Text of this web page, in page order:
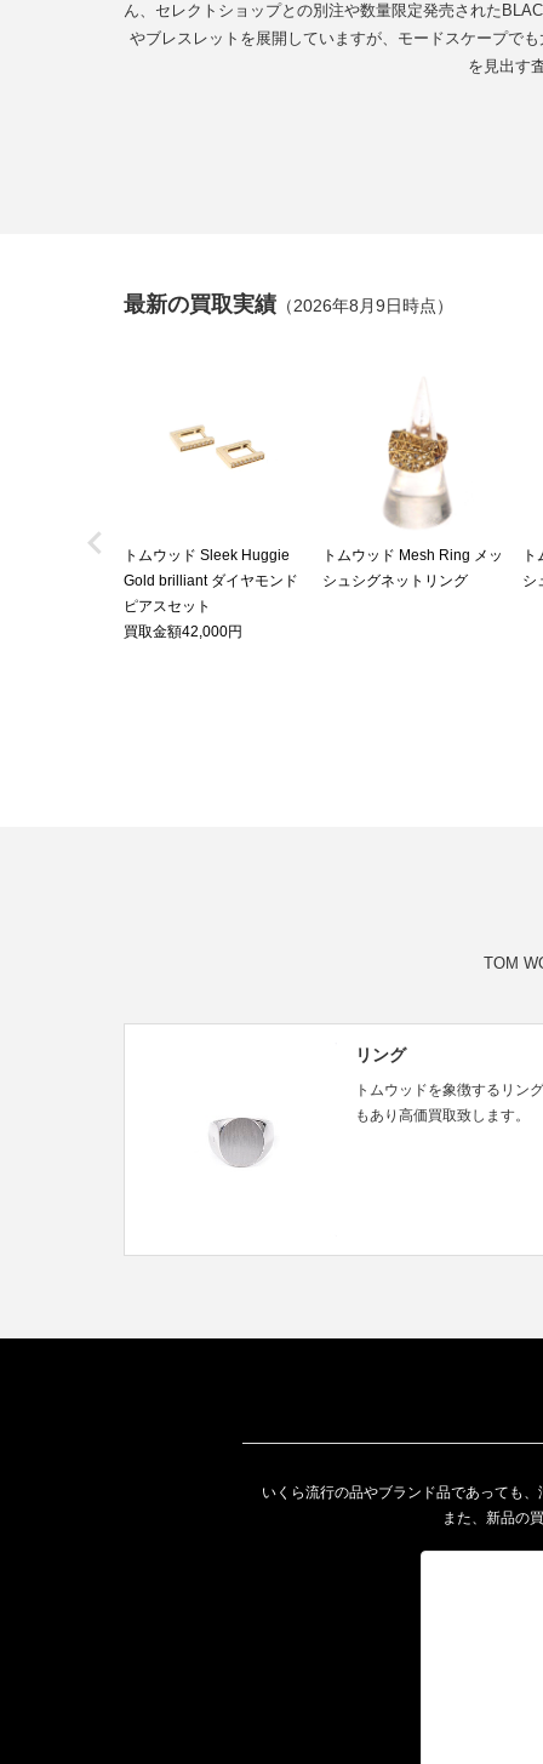
ん、セレクトショップとの別注や数量限定発売された
やブレスレットを展開していますが、モードスケープで
を見出す
最新の買取実績 （2026年8月9日時点）
トムウッド Sleek Huggie
Gold brilliant ダイヤモンド
ピアスセット
買取金額42,000円
トムウッド Mesh Ring メッ
シュシグネットリング
シ

TOM
リング
トムウッドを象徴するリン
もあり高価買取致します。
いくら流行の品やブランド品であっても
また、新品の